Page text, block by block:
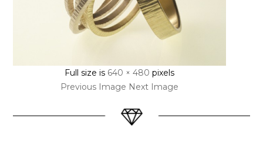
Full size is 640 × 480 pixels
Previous Image Next Image